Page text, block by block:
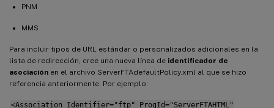
PNM
MMS
Para incluir tipos de URL estándar o personalizados adicionales en la
lista de redirección, cree una nueva línea de identificador de
asociación en el archivo ServerFTAdefaultPolicy.xml al que se hizo
referencia anteriormente. Por ejemplo:
<Association Identifier="ftp" ProgId="ServerFTAHTML"